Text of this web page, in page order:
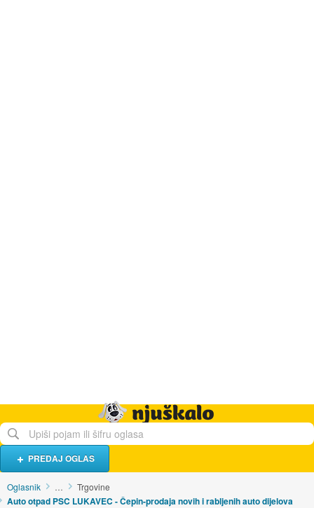
PREDAJ OGLAS
Oglasnik … Trgovine
Auto otpad PSC LUKAVEC - Čepin-prodaja novih i rabljenih auto dijelova